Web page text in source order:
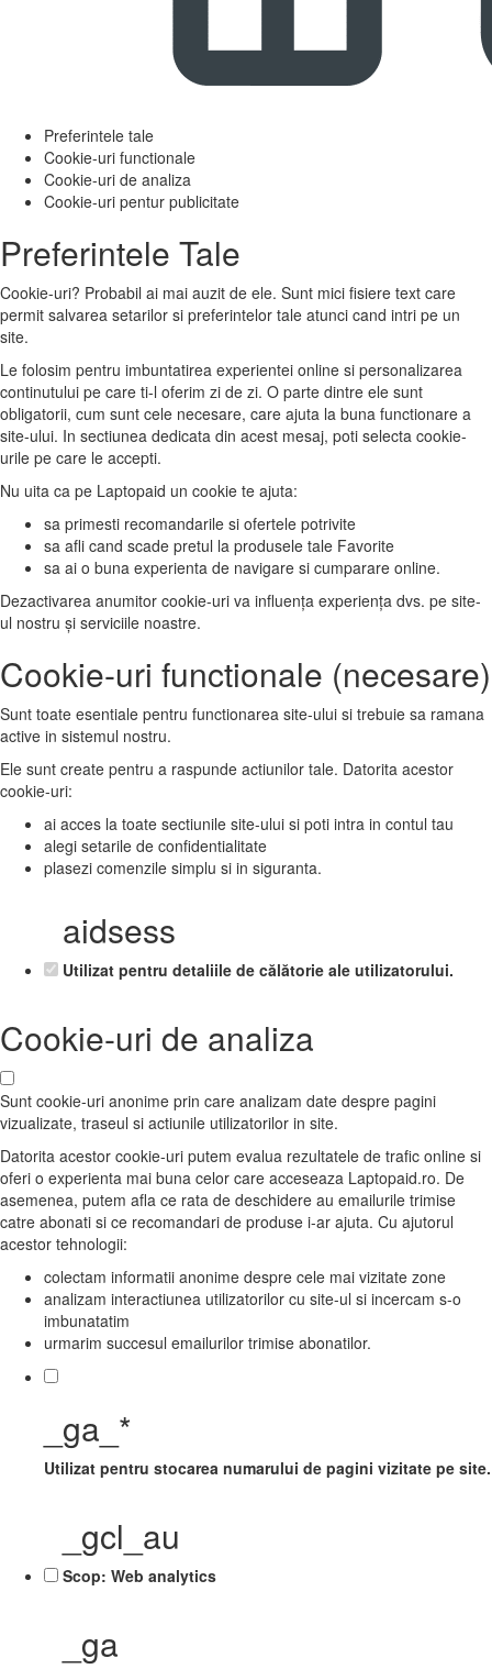
Preferintele tale
Cookie-uri functionale
Cookie-uri de analiza
Cookie-uri pentur publicitate
Preferintele Tale
Cookie-uri? Probabil ai mai auzit de ele. Sunt mici fisiere text care
permit salvarea setarilor si preferintelor tale atunci cand intri pe un
site.
Le folosim pentru imbuntatirea experientei online si personalizarea
continutului pe care ti-l oferim zi de zi. O parte dintre ele sunt
obligatorii, cum sunt cele necesare, care ajuta la buna functionare a
site-ului. In sectiunea dedicata din acest mesaj, poti selecta cookie-
urile pe care le accepti.
Nu uita ca pe Laptopaid un cookie te ajuta:
sa primesti recomandarile si ofertele potrivite
sa afli cand scade pretul la produsele tale Favorite
sa ai o buna experienta de navigare si cumparare online.
Dezactivarea anumitor cookie-uri va influența experiența dvs. pe site-
ul nostru și serviciile noastre.
Cookie-uri functionale (necesare)
Sunt toate esentiale pentru functionarea site-ului si trebuie sa ramana
active in sistemul nostru.
Ele sunt create pentru a raspunde actiunilor tale. Datorita acestor
cookie-uri:
ai acces la toate sectiunile site-ului si poti intra in contul tau
alegi setarile de confidentialitate
plasezi comenzile simplu si in siguranta.
aidsess
Utilizat pentru detaliile de călătorie ale utilizatorului.
Cookie-uri de analiza
Sunt cookie-uri anonime prin care analizam date despre pagini
vizualizate, traseul si actiunile utilizatorilor in site.
Datorita acestor cookie-uri putem evalua rezultatele de trafic online si
oferi o experienta mai buna celor care acceseaza Laptopaid.ro. De
asemenea, putem afla ce rata de deschidere au emailurile trimise
catre abonati si ce recomandari de produse i-ar ajuta. Cu ajutorul
acestor tehnologii:
colectam informatii anonime despre cele mai vizitate zone
analizam interactiunea utilizatorilor cu site-ul si incercam s-o
imbunatatim
urmarim succesul emailurilor trimise abonatilor.
_ga_*
Utilizat pentru stocarea numarului de pagini vizitate pe site.
_gcl_au
Scop: Web analytics
_ga